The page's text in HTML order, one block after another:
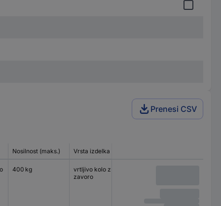
Prenesi CSV
Nosilnost (maks.) Vrsta izdelka
400 kg
vrtljivo kolo z
zavoro